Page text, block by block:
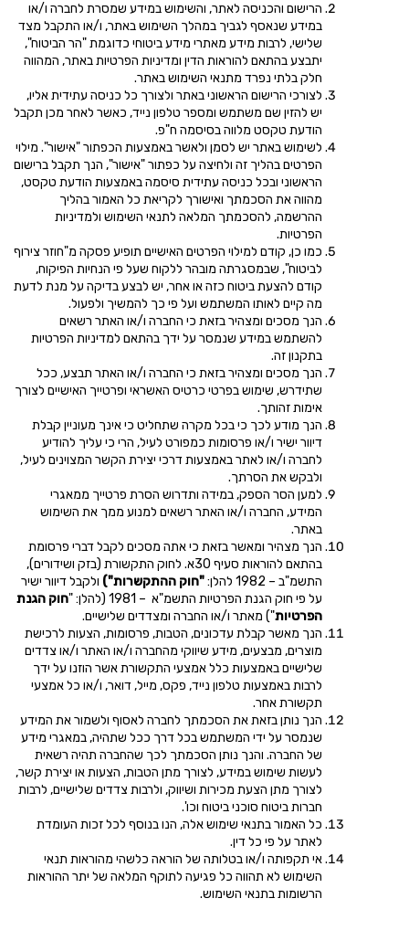
הרישום והכניסה לאתר, והשימוש במידע שמסרת לחברה ו/או
במידע שנאסף לגביך במהלך השימוש באתר, ו/או התקבל מצד
שלישי, לרבות מידע מאתרי מידע ביטוחי כדוגמת "הר הביטוח",
יתבצע בהתאם להוראות הדין ומדיניות הפרטיות באתר, המהווה
חלק בלתי נפרד מתנאי השימוש באתר.
לצורכי הרישום הראשוני באתר ולצורך כל כניסה עתידית אליו,
יש להזין שם משתמש ומספר טלפון נייד, כאשר לאחר מכן תקבל
הודעת טקסט מלווה בסיסמה ח"פ.
לשימוש באתר יש לסמן ולאשר באמצעות הכפתור "אישור". מילוי
הפרטים בהליך זה ולחיצה על כפתור "אישור", הנך תקבל ברישום
הראשוני ובכל כניסה עתידית סיסמה באמצעות הודעת טקסט,
מהווה את הסכמתך ואישורך לקריאת כל האמור בהליך
ההרשמה, להסכמתך המלאה לתנאי השימוש ולמדיניות
הפרטיות.
כמו כן, קודם למילוי הפרטים האישיים תופיע פסקה מ"חוזר צירוף
לביטוח", שבמסגרתה מובהר ללקוח שעל פי הנחיות הפיקוח,
קודם להצעת ביטוח כזה או אחר, יש לבצע בדיקה על מנת לדעת
מה קיים לאותו המשתמש ועל פי כך להמשיך ולפעול.
הנך מסכים ומצהיר בזאת כי החברה ו/או האתר רשאים
להשתמש במידע שנמסר על ידך בהתאם למדיניות הפרטיות
בתקנון זה.
הנך מסכים ומצהיר בזאת כי החברה ו/או האתר תבצע, ככל
שתידרש, שימוש בפרטי כרטיס האשראי ופרטייך האישיים לצורך
אימות זהותך.
הנך מודע לכך כי בכל מקרה שתחליט כי אינך מעוניין קבלת
דיוור ישיר ו/או פרסומות כמפורט לעיל, הרי כי עליך להודיע
לחברה ו/או לאתר באמצעות דרכי יצירת הקשר המצוינים לעיל,
ולבקש את הסרתך.
למען הסר הספק, במידה ותדרוש הסרת פרטייך ממאגרי
המידע, החברה ו/או האתר רשאים למנוע ממך את השימוש
באתר.
הנך מצהיר ומאשר בזאת כי אתה מסכים לקבל דברי פרסומת
בהתאם להוראות סעיף 30א. לחוק התקשורת (בזק ושידורים),
התשמ"ב – 1982 להלן:
"חוק ההתקשרות") ולקבל דיוור ישיר
על פי חוק הגנת הפרטיות התשמ"א – 1981 (להלן: "
חוק הגנת
הפרטיות") מאתר ו/או החברה ומצדדים שלישיים.
הנך מאשר קבלת עדכונים, הטבות, פרסומות, הצעות לרכישת
מוצרים, מבצעים, מידע שיווקי מהחברה ו/או האתר ו/או צדדים
שלישיים באמצעות כלל אמצעי התקשורת אשר הוזנו על ידך
לרבות באמצעות טלפון נייד, פקס, מייל, דואר, ו/או כל אמצעי
תקשורת אחר.
הנך נותן בזאת את הסכמתך לחברה לאסוף ולשמור את המידע
שנמסר על ידי המשתמש בכל דרך ככל שתהיה, במאגרי מידע
של החברה. והנך נותן הסכמתך לכך שהחברה תהיה רשאית
לעשות שימוש במידע, לצורך מתן הטבות, הצעות או יצירת קשר,
לצורך מתן הצעת מכירות ושיווק, ולרבות צדדים שלישיים, לרבות
חברות ביטוח סוכני ביטוח וכו'.
כל האמור בתנאי שימוש אלה, הנו בנוסף לכל זכות העומדת
לאתר על פי כל דין.
אי תקפותה ו/או בטלותה של הוראה כלשהי מהוראות תנאי
השימוש לא תהווה כל פגיעה לתוקף המלאה של יתר ההוראות
הרשומות בתנאי השימוש.